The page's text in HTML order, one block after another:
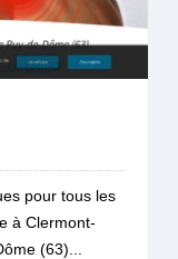
pour tous les
à Clermont-
(63)...